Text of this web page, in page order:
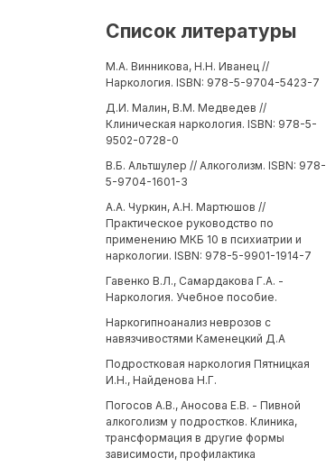
Список литературы
М.А. Винникова, Н.Н. Иванец //
Наркология. ISBN: 978-5-9704-5423-7
Д.И. Малин, В.М. Медведев //
Клиническая наркология. ISBN: 978-5-
9502-0728-0
В.Б. Альтшулер // Алкоголизм. ISBN: 978-
5-9704-1601-3
А.А. Чуркин, А.Н. Мартюшов //
Практическое руководство по
применению МКБ 10 в психиатрии и
наркологии. ISBN: 978-5-9901-1914-7
Гавенко В.Л., Самардакова Г.А. -
Наркология. Учебное пособие.
Наркогипноанализ неврозов с
навязчивостями Каменецкий Д.А
Подростковая наркология Пятницкая
И.Н., Найденова Н.Г.
Погосов А.В., Аносова Е.В. - Пивной
алкоголизм у подростков. Клиника,
трансформация в другие формы
зависимости, профилактика